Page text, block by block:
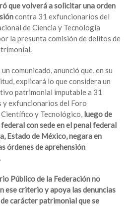
que volverá a solicitar una orden
contra 31 exfuncionarios del
de Ciencia y Tecnología
la presunta comisión de delitos de
comunicado, anunció que, en su
explicará lo que considera un
patrimonial imputable a 31
y exfuncionarios del Foro
y Tecnológico, luego de
federal con sede en el penal federal
Estado de México, negara en
órdenes de aprehensión
Público de la Federación no
ese criterio y apoya las denuncias
carácter patrimonial que se